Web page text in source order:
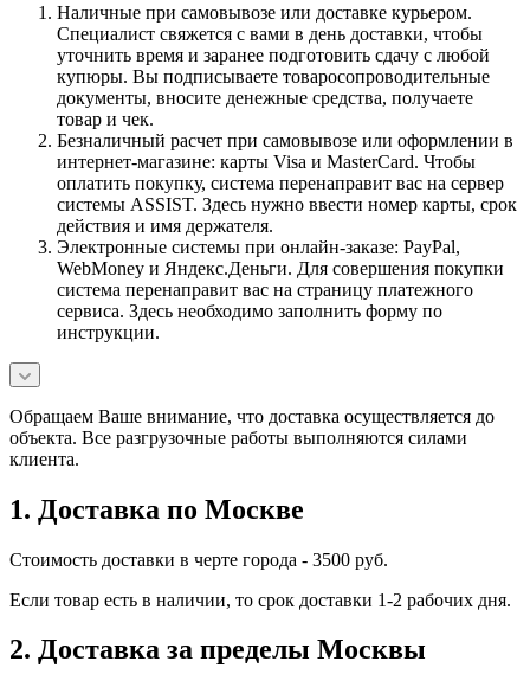
Наличные при самовывозе или доставке курьером.
Специалист свяжется с вами в день доставки, чтобы
уточнить время и заранее подготовить сдачу с любой
купюры. Вы подписываете товаросопроводительные
документы, вносите денежные средства, получаете
товар и чек.
Безналичный расчет при самовывозе или оформлении в
интернет-магазине: карты Visa и MasterCard. Чтобы
оплатить покупку, система перенаправит вас на сервер
системы ASSIST. Здесь нужно ввести номер карты, срок
действия и имя держателя.
Электронные системы при онлайн-заказе: PayPal,
WebMoney и Яндекс.Деньги. Для совершения покупки
система перенаправит вас на страницу платежного
сервиса. Здесь необходимо заполнить форму по
инструкции.
Обращаем Ваше внимание, что доставка осуществляется до
объекта. Все разгрузочные работы выполняются силами
клиента.
1. Доставка по Москве
Стоимость доставки в черте города - 3500 руб.
Если товар есть в наличии, то срок доставки 1-2 рабочих дня.
2. Доставка за пределы Москвы